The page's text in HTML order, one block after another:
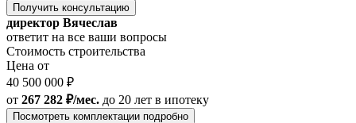
Получить консультацию
директор Вячеслав
ответит на все ваши вопросы
Стоимость строительства
Цена от
40 500 000 ₽
от 267 282 ₽/мес. до 20 лет в ипотеку
Посмотреть комплектации подробно